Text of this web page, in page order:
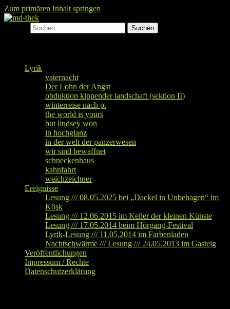
Zum primären Inhalt springen
md-thek
Lyrik
vaternacht
Der Lohn der Angst
obduktion kippender landschaft (sektion II)
winterreise nach p.
the world is yours
but lindsey won
in hochglanz
in der welt der panzerwesen
wir sind bewaffnet
schneckenhaus
kahnfahrt
weichzeichner
Ereignisse
Lesung /// 08.05.2025 bei „Dackel in Unbehagen“ im
Köşk
Lesung /// 12.06.2015 im Keller der kleinen Künste
Lesung /// 17.05.2014 beim Hörgang-Festival
Lyrik-Lesung /// 11.05.2014 im Farbenladen
Nachtschwärme /// Lesung /// 24.05.2013 im Gasteig
Veröffentlichungen
Impressum / Rechte
Datenschutzerklärung